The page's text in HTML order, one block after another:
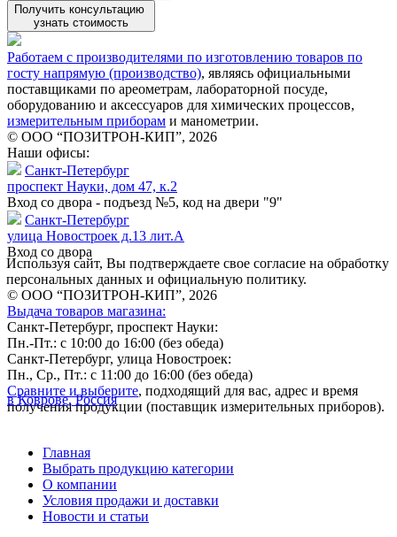
Получить консультацию
узнать стоимость
Работаем с производителями по изготовлению товаров по
госту напрямую (производство), являясь официальными
поставщиками по ареометрам, лабораторной посуде,
оборудованию и аксессуаров для химических процессов,
измерительным приборам и манометрии.
© ООО “ПОЗИТРОН-КИП”, 2026
Наши офисы:
Санкт-Петербург
проспект Науки, дом 47, к.2
Вход со двора - подъезд №5, код на двери "9"
Санкт-Петербург
улица Новостроек д.13 лит.А
Вход со двора
Используя сайт, Вы подтверждаете свое согласие на обработку
персональных данных и официальную политику.
© ООО “ПОЗИТРОН-КИП”, 2026
Выдача товаров магазина:
Санкт-Петербург, проспект Науки:
Пн.-Пт.: с 10:00 до 16:00 (без обеда)
Санкт-Петербург, улица Новостроек:
Пн., Ср., Пт.: с 11:00 до 16:00 (без обеда)
Сравните и выберите, подходящий для вас, адрес и время
получения продукции (поставщик измерительных приборов).
в Коврове, Россия
Главная
Выбрать продукцию категории
О компании
Условия продажи и доставки
Новости и статьи